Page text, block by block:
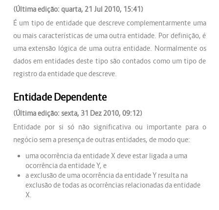
(Última edição: quarta, 21 Jul 2010, 15:41)
É um tipo de entidade que descreve complementarmente uma
ou mais características de uma outra entidade. Por definição, é
uma extensão lógica de uma outra entidade. Normalmente os
dados em entidades deste tipo são contados como um tipo de
registro da entidade que descreve.
Entidade Dependente
(Última edição: sexta, 31 Dez 2010, 09:12)
Entidade por si só não significativa ou importante para o
negócio sem a presença de outras entidades, de modo que:
uma ocorrência da entidade X deve estar ligada a uma
ocorrência da entidade Y, e
a exclusão de uma ocorrência da entidade Y resulta na
exclusão de todas as ocorrências relacionadas da entidade
X.